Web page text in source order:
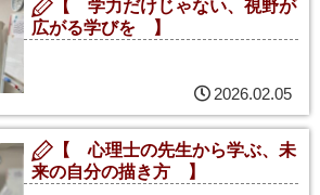
【 学力だけじゃない、視野が
広がる学びを 】
2026.02.05
【 心理士の先生から学ぶ、未
来の自分の描き方 】